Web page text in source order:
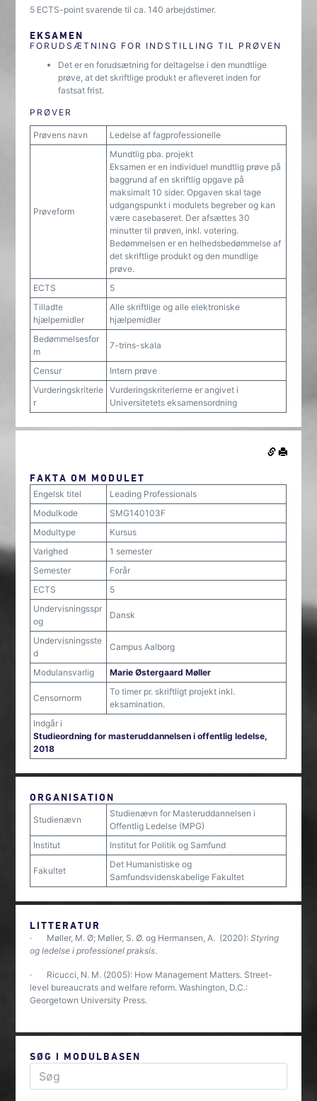
5 ECTS-point svarende til ca. 140 arbejdstimer.
EKSAMEN
FORUDSÆTNING FOR INDSTILLING TIL PRØVEN
Det er en forudsætning for deltagelse i den mundtlige
prøve, at det skriftlige produkt er afleveret inden for
fastsat frist.
PRØVER
Prøvens navn Ledelse af fagprofessionelle
Prøveform
Mundtlig pba. projekt
Eksamen er en individuel mundtlig prøve på
baggrund af en skriftlig opgave på
maksimalt 10 sider. Opgaven skal tage
udgangspunkt i modulets begreber og kan
være casebaseret. Der afsættes 30
minutter til prøven, inkl. votering.
Bedømmelsen er en helhedsbedømmelse af
det skriftlige produkt og den mundlige
prøve.
ECTS
5
Tilladte
hjælpemidler
Alle skriftlige og alle elektroniske
hjælpemidler
Bedømmelsesfor
m
7-trins-skala
Censur
Intern prøve
Vurderingskriterie
r
Vurderingskriterierne er angivet i
Universitetets eksamensordning
FAKTA OM MODULET
Engelsk titel
Leading Professionals
Modulkode
SMG140103F
Modultype
Kursus
Varighed
1 semester
Semester
Forår
ECTS
5
Undervisningsspr
og
Dansk
Undervisningsste
d
Campus Aalborg
Modulansvarlig Marie Østergaard Møller
Censornorm
To timer pr. skriftligt projekt inkl.
eksamination.
Indgår i
Studieordning for masteruddannelsen i offentlig ledelse,
2018
ORGANISATION
Studienævn
Studienævn for Masteruddannelsen i
Offentlig Ledelse (MPG)
Institut
Institut for Politik og Samfund
Fakultet
Det Humanistiske og
Samfundsvidenskabelige Fakultet
LITTERATUR
· Møller, M. Ø; Møller, S. Ø. og Hermansen, A. (2020):Styring
og ledelse i professionel praksis.
· Ricucci, N. M. (2005): How Management Matters. Street-
level bureaucrats and welfare reform. Washington, D.C.:
Georgetown University Press.
SØG I MODULBASEN